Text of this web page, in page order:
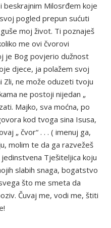
beskrajnim Milosrđem koje
pogled prepun sućuti
moj život. Ti poznaješ
me ovi čvorovi
je Bog povjerio dužnost
djece, ja polažem svoj
Zli, ne može oduzeti tvoju
ne postoji nijedan „
Majko, sva moćna, po
kod tvoga sina Isusa,
„ čvor“ . . . ( imenuj ga,
molim te da ga razvežeš
Tješiteljica koju
slabih snaga, bogatstvo
što me smeta da
Čuvaj me, vodi me, štiti